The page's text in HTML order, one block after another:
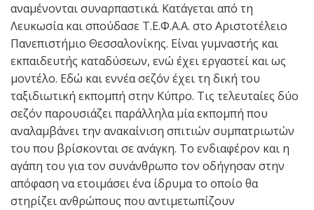
αναμένονται συναρπαστικά. Κατάγεται από τη
Λευκωσία και σπούδασε Τ.Ε.Φ.Α.Α. στο Αριστοτέλειο
Πανεπιστήμιο Θεσσαλονίκης. Είναι γυμναστής και
εκπαιδευτής καταδύσεων, ενώ έχει εργαστεί και ως
μοντέλο. Εδώ και εννέα σεζόν έχει τη δική του
ταξιδιωτική εκπομπή στην Κύπρο. Τις τελευταίες δύο
σεζόν παρουσιάζει παράλληλα μία εκπομπή που
αναλαμβάνει την ανακαίνιση σπιτιών συμπατριωτών
του που βρίσκονται σε ανάγκη. Το ενδιαφέρον και η
αγάπη του για τον συνάνθρωπο τον οδήγησαν στην
απόφαση να ετοιμάσει ένα ίδρυμα το οποίο θα
στηρίζει ανθρώπους που αντιμετωπίζουν